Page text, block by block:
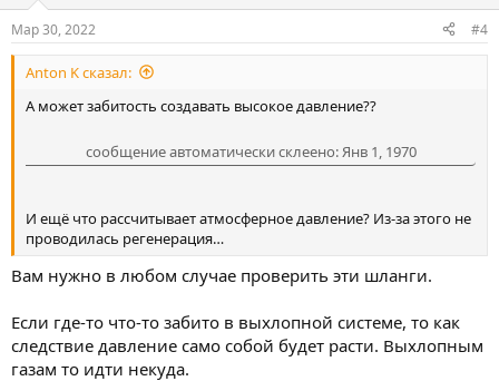
Мар 30, 2022 #4
Anton K сказал:
А может забитость создавать высокое давление??
сообщение автоматически склеено: Янв 1, 1970
И ещё что рассчитывает атмосферное давление? Из-за этого не
проводилась регенерация…
Вам нужно в любом случае проверить эти шланги.
Если где-то что-то забито в выхлопной системе, то как
следствие давление само собой будет расти. Выхлопным
газам то идти некуда.